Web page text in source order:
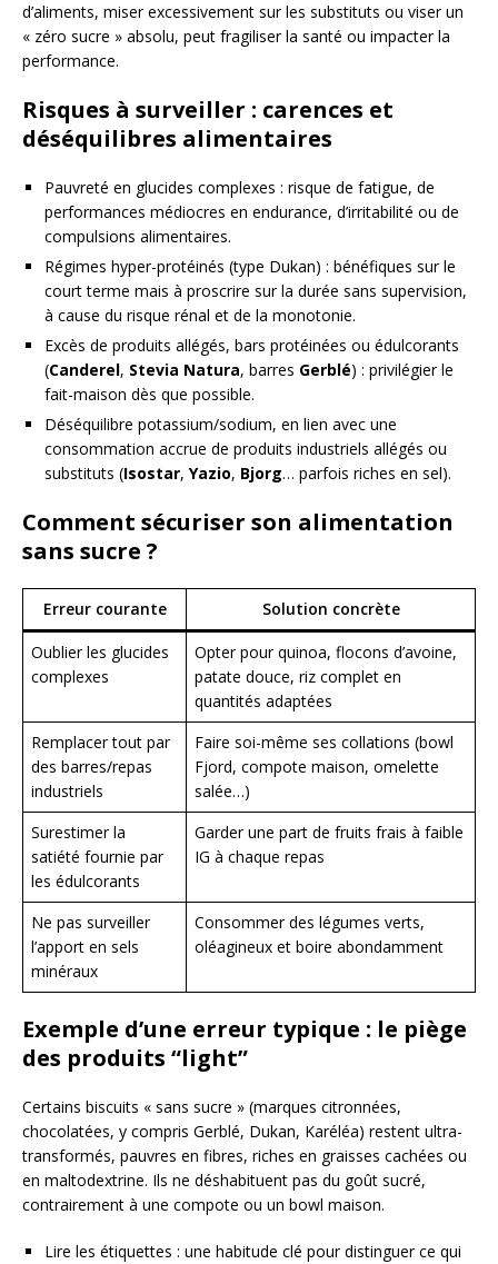
d’aliments, miser excessivement sur les substituts ou viser un
« zéro sucre » absolu, peut fragiliser la santé ou impacter la
performance.
Risques à surveiller : carences et
déséquilibres alimentaires
Pauvreté en glucides complexes : risque de fatigue, de
performances médiocres en endurance, d’irritabilité ou de
compulsions alimentaires.
Régimes hyper-protéinés (type Dukan) : bénéfiques sur le
court terme mais à proscrire sur la durée sans supervision,
à cause du risque rénal et de la monotonie.
Excès de produits allégés, bars protéinées ou édulcorants
(Canderel, Stevia Natura, barres Gerblé) : privilégier le
fait-maison dès que possible.
Déséquilibre potassium/sodium, en lien avec une
consommation accrue de produits industriels allégés ou
substituts (Isostar, Yazio, Bjorg… parfois riches en sel).
Comment sécuriser son alimentation
sans sucre ?
Erreur courante Solution concrète
Oublier les glucides
complexes
Opter pour quinoa, flocons d’avoine,
patate douce, riz complet en
quantités adaptées
Remplacer tout par
des barres/repas
industriels
Faire soi-même ses collations (bowl
Fjord, compote maison, omelette
salée…)
Surestimer la
satiété fournie par
les édulcorants
Garder une part de fruits frais à faible
IG à chaque repas
Ne pas surveiller
l’apport en sels
minéraux
Consommer des légumes verts,
oléagineux et boire abondamment
Exemple d’une erreur typique : le piège
des produits “light”
Certains biscuits « sans sucre » (marques citronnées,
chocolatées, y compris Gerblé, Dukan, Karéléa) restent ultra-
transformés, pauvres en fibres, riches en graisses cachées ou
en maltodextrine. Ils ne déshabituent pas du goût sucré,
contrairement à une compote ou un bowl maison.
Lire les étiquettes : une habitude clé pour distinguer ce qui